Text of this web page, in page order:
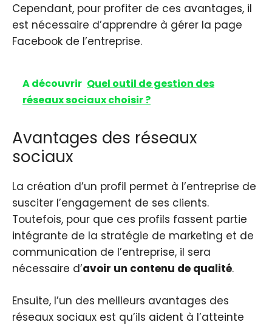
Cependant, pour profiter de ces avantages, il
est nécessaire d’apprendre à gérer la page
Facebook de l’entreprise.
A découvrir Quel outil de gestion des
réseaux sociaux choisir ?
Avantages des réseaux
sociaux
La création d’un profil permet à l’entreprise de
susciter l’engagement de ses clients.
Toutefois, pour que ces profils fassent partie
intégrante de la stratégie de marketing et de
communication de l’entreprise, il sera
nécessaire d’avoir un contenu de qualité.
Ensuite, l’un des meilleurs avantages des
réseaux sociaux est qu’ils aident à l’atteinte